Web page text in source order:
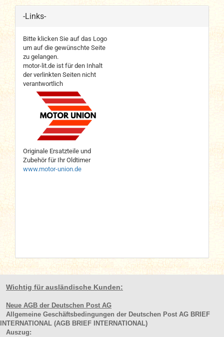
-Links-
Bitte klicken Sie auf das Logo
um auf die gewünschte Seite
zu gelangen.
motor-lit.de ist für den Inhalt
der verlinkten Seiten nicht
verantwortlich
Originale Ersatzteile und
Zubehör für Ihr Oldtimer
www.motor-union.de
Wichtig für ausländische Kunden:
Neue AGB der Deutschen Post AG
Allgemeine Geschäftsbedingungen der Deutschen Post AG BRIEF
INTERNATIONAL (AGB BRIEF INTERNATIONAL)
Auszug: